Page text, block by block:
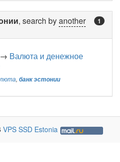
1
, search byanother
→ Валюта и денежное
, банк эстонии
VPS SSD Estonia